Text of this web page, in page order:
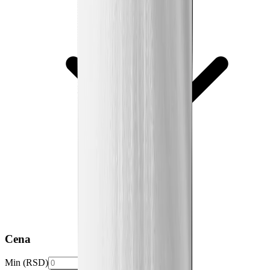
Cena
Min (RSD)